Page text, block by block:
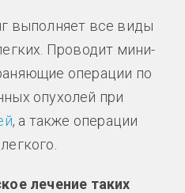
выполняет все виды
Проводит мини-
операции по
опухолей при
, а также операции
лечение таких